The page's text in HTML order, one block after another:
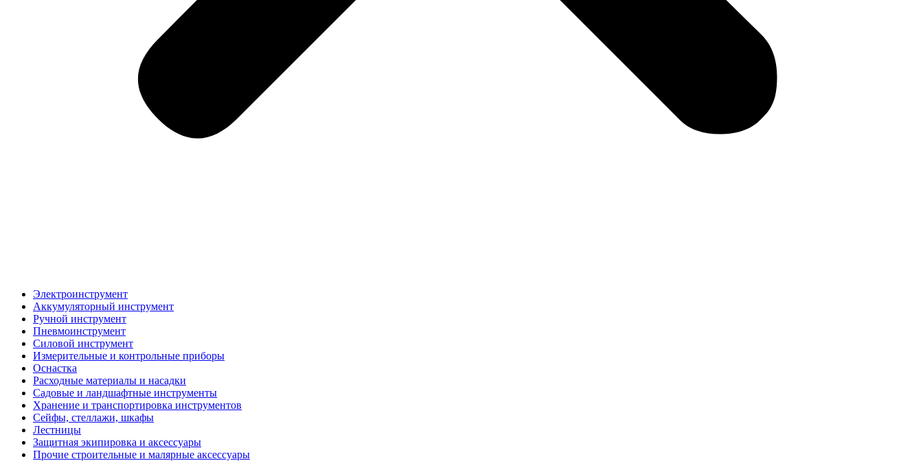
Электроинструмент
Аккумуляторный инструмент
Ручной инструмент
Пневмоинструмент
Силовой инструмент
Измерительные и контрольные приборы
Оснастка
Расходные материалы и насадки
Садовые и ландшафтные инструменты
Хранение и транспортировка инструментов
Сейфы, стеллажи, шкафы
Лестницы
Защитная экипировка и аксессуары
Прочие строительные и малярные аксессуары